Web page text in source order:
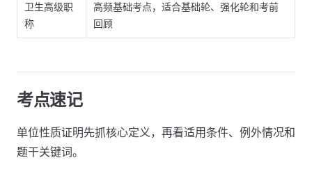
卫生高级职
称
高频基础考点，适合基础轮、强化轮和考前
回顾
考点速记
单位性质证明先抓核心定义，再看适用条件、例外情况和
题干关键词。